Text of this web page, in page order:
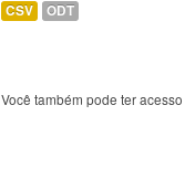
CSV ODT
Você também pode ter